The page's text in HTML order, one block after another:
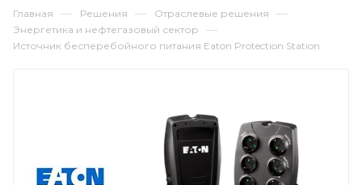
Главная — Решения — Отраслевые решения —
Энергетика и нефтегазовый сектор —
Источник бесперебойного питания Eaton Protection Station